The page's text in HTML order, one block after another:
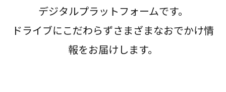
デジタルプラットフォームです。
ドライブにこだわらずさまざまなおでかけ情
報をお届けします。